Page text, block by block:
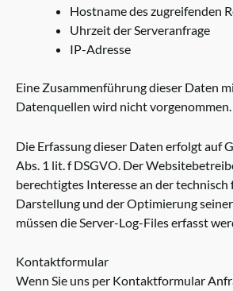
Hostname des zugreifenden
Uhrzeit der Serveranfrage
IP-Adresse
Eine Zusammenführung dieser Daten
Datenquellen wird nicht vorgenommen.
Die Erfassung dieser Daten erfolgt auf
Abs. 1 lit. f DSGVO. Der
berechtigtes Interesse an der technisch
Darstellung und der Optimierung
müssen die Server-Log-Files erfasst
Kontaktformular
Wenn Sie uns per Kontaktformular